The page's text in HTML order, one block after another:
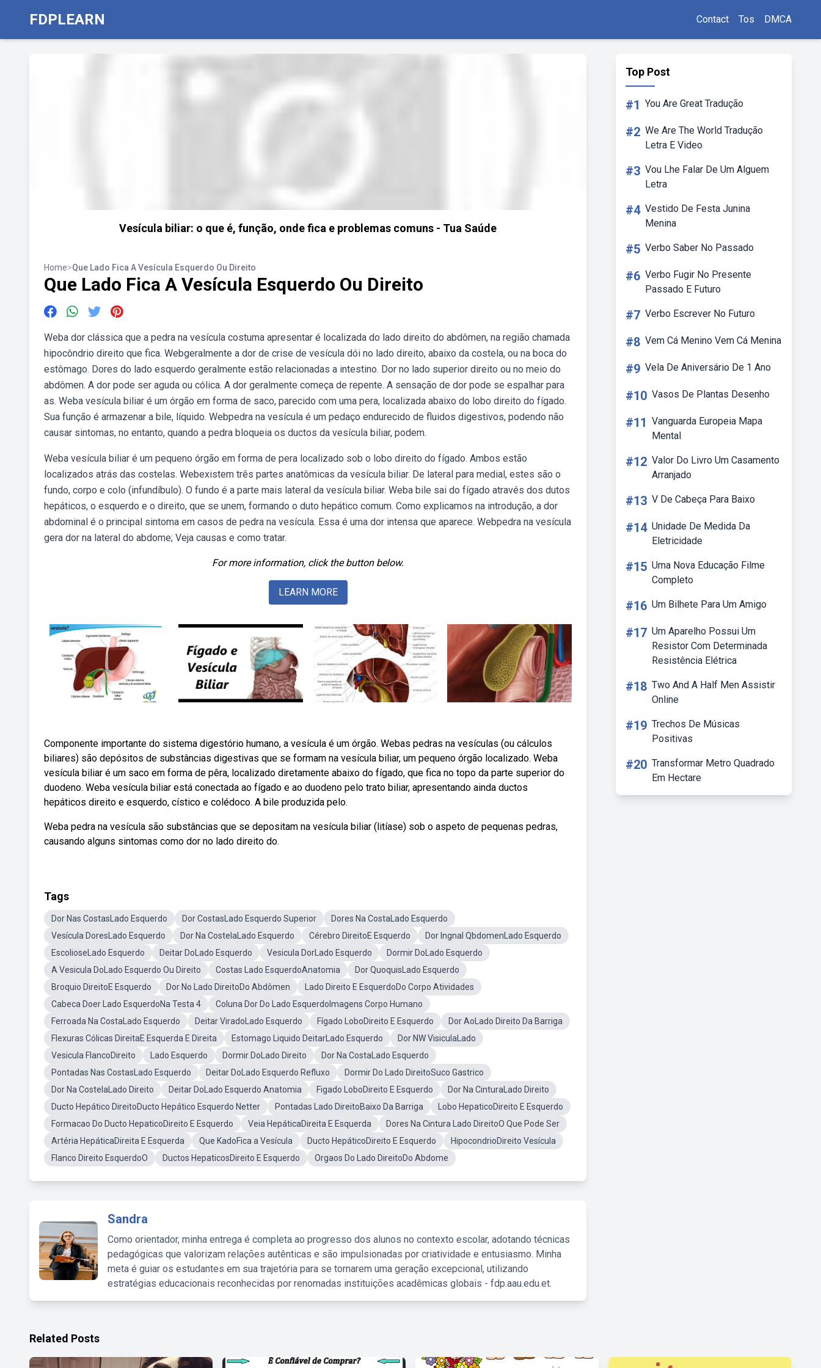
FDPLEARN Contact Tos DMCA
Vesícula biliar: o que é, função, onde fica e problemas comuns - Tua Saúde
Home>Que Lado Fica A Vesícula Esquerdo Ou Direito
Que Lado Fica A Vesícula Esquerdo Ou Direito
Weba dor clássica que a pedra na vesícula costuma apresentar é localizada do lado direito do abdômen, na região chamada
hipocôndrio direito que fica. Webgeralmente a dor de crise de vesícula dói no lado direito, abaixo da costela, ou na boca do
estômago. Dores do lado esquerdo geralmente estão relacionadas a intestino. Dor no lado superior direito ou no meio do
abdômen. A dor pode ser aguda ou cólica. A dor geralmente começa de repente. A sensação de dor pode se espalhar para
as. Weba vesícula biliar é um órgão em forma de saco, parecido com uma pera, localizada abaixo do lobo direito do fígado.
Sua função é armazenar a bile, líquido. Webpedra na vesícula é um pedaço endurecido de fluidos digestivos, podendo não
causar sintomas, no entanto, quando a pedra bloqueia os ductos da vesícula biliar, podem.
Weba vesícula biliar é um pequeno órgão em forma de pera localizado sob o lobo direito do fígado. Ambos estão
localizados atrás das costelas. Webexistem três partes anatômicas da vesícula biliar. De lateral para medial, estes são o
fundo, corpo e colo (infundíbulo). O fundo é a parte mais lateral da vesícula biliar. Weba bile sai do fígado através dos dutos
hepáticos, o esquerdo e o direito, que se unem, formando o duto hepático comum. Como explicamos na introdução, a dor
abdominal é o principal sintoma em casos de pedra na vesícula. Essa é uma dor intensa que aparece. Webpedra na vesícula
gera dor na lateral do abdome; Veja causas e como tratar.
For more information, click the button below.
LEARN MORE
Componente importante do sistema digestório humano, a vesícula é um órgão. Webas pedras na vesículas (ou cálculos
biliares) são depósitos de substâncias digestivas que se formam na vesícula biliar, um pequeno órgão localizado. Weba
vesícula biliar é um saco em forma de pêra, localizado diretamente abaixo do fígado, que fica no topo da parte superior do
duodeno. Weba vesícula biliar está conectada ao fígado e ao duodeno pelo trato biliar, apresentando ainda ductos
hepáticos direito e esquerdo, cístico e colédoco. A bile produzida pelo.
Weba pedra na vesícula são substâncias que se depositam na vesícula biliar (litíase) sob o aspeto de pequenas pedras,
causando alguns sintomas como dor no lado direito do.
Tags
Dor Nas CostasLado Esquerdo Dor CostasLado Esquerdo Superior
Dores Na CostaLado Esquerdo
Vesícula DoresLado Esquerdo
Dor Na CostelaLado Esquerdo Cérebro DireitoE Esquerdo
Dor Ingnal QbdomenLado Esquerdo
EscolioseLado Esquerdo
Deitar DoLado Esquerdo Vesicula DorLado Esquerdo
Dormir DoLado Esquerdo
A Vesicula DoLado Esquerdo Ou Direito
Costas Lado EsquerdoAnatomia
Dor QuoquisLado Esquerdo
Broquio DireitoE Esquerdo
Dor No Lado DireitoDo Abdômen
Lado Direito E EsquerdoDo Corpo Atividades
Cabeca Doer Lado EsquerdoNa Testa 4
Coluna Dor Do Lado EsquerdoImagens Corpo Humano
Ferroada Na CostaLado Esquerdo
Deitar ViradoLado Esquerdo Fígado LoboDireito E Esquerdo
Dor AoLado Direito Da Barriga
Flexuras Cólicas DireitaE Esquerda E Direita
Estomago Liquido DeitarLado Esquerdo
Dor NW VisiculaLado
Vesicula FlancoDireito
Lado Esquerdo Dormir DoLado Direito
Dor Na CostaLado Esquerdo
Pontadas Nas CostasLado Esquerdo
Deitar DoLado Esquerdo Refluxo
Dormir Do Lado DireitoSuco Gastrico
Dor Na CostelaLado Direito
Deitar DoLado Esquerdo Anatomia Figado LoboDireito E Esquerdo
Dor Na CinturaLado Direito
Ducto Hepático DireitoDucto Hepático Esquerdo Netter
Pontadas Lado DireitoBaixo Da Barriga
Lobo HepaticoDireito E Esquerdo
Formacao Do Ducto HepaticoDireito E Esquerdo
Veia HepáticaDireita E Esquerda
Dores Na Cintura Lado DireitoO Que Pode Ser
Artéria HepáticaDireita E Esquerda
Que KadoFica a Vesícula Ducto HepáticoDireito E Esquerdo
HipocondrioDireito Vesícula
Flanco Direito EsquerdoO
Ductos HepaticosDireito E Esquerdo Orgaos Do Lado DireitoDo Abdome
Sandra
Como orientador, minha entrega é completa ao progresso dos alunos no contexto escolar, adotando técnicas
pedagógicas que valorizam relações autênticas e são impulsionadas por criatividade e entusiasmo. Minha
meta é guiar os estudantes em sua trajetória para se tornarem uma geração excepcional, utilizando
estratégias educacionais reconhecidas por renomadas instituições acadêmicas globais - fdp.aau.edu.et.
Top Post
#1 You Are Great Tradução
#2 We Are The World Tradução
Letra E Video
#3 Vou Lhe Falar De Um Alguem
Letra
#4 Vestido De Festa Junina
Menina
#5 Verbo Saber No Passado
#6 Verbo Fugir No Presente
Passado E Futuro
#7 Verbo Escrever No Futuro
#8 Vem Cá Menino Vem Cá Menina
#9 Vela De Aniversário De 1 Ano
#10 Vasos De Plantas Desenho
#11 Vanguarda Europeia Mapa
Mental
#12 Valor Do Livro Um Casamento
Arranjado
#13 V De Cabeça Para Baixo
#14 Unidade De Medida Da
Eletricidade
#15 Uma Nova Educação Filme
Completo
#16 Um Bilhete Para Um Amigo
#17 Um Aparelho Possui Um
Resistor Com Determinada
Resistência Elétrica
#18 Two And A Half Men Assistir
Online
#19 Trechos De Músicas
Positivas
#20 Transformar Metro Quadrado
Em Hectare
Related Posts